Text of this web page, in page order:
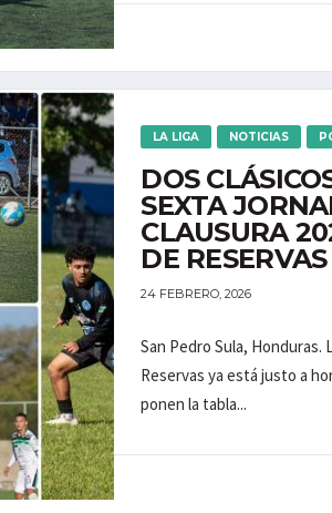
LA LIGA NOTICIAS
DOS
SEXTA
CLAUSURA
DE RESERVAS
24 FEBRERO, 2026
San Pedro Sula,
Reservas ya está justo a
ponen la tabla...